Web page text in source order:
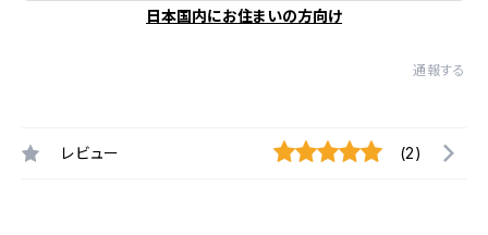
日本国内にお住まいの方向け
通報する
レビュー (2)